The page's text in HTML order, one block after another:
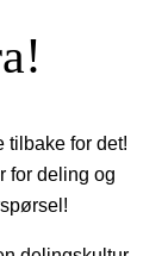
tilbake for det!
for deling og